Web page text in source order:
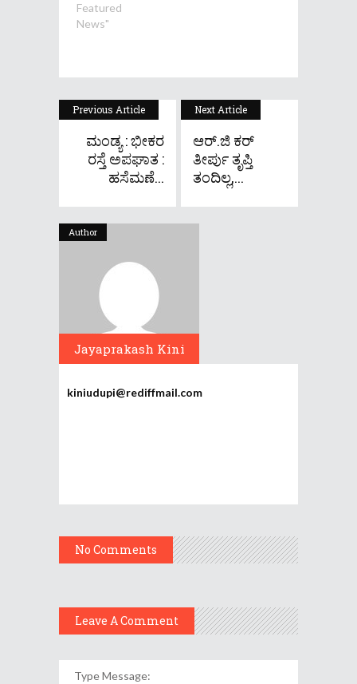
Featured
News"
Previous Article
ಮಂಡ್ಯ : ಭೀಕರ
ರಸ್ತೆ ಅಪಘಾತ :
ಹಸೆಮಣೆ...
Next Article
ಆರ್‌.ಜಿ ಕರ್
ತೀರ್ಪು ತೃಪ್ತಿ
ತಂದಿಲ್ಲ,...
Author
Jayaprakash Kini
kiniudupi@rediffmail.com
No Comments
Leave A Comment